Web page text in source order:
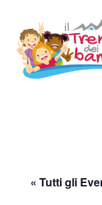
contenuto
« Tutti gli